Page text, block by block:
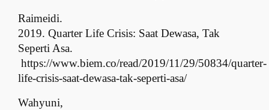
Raimeidi.
2019. Quarter Life Crisis: Saat Dewasa, Tak
Seperti Asa.
https://www.biem.co/read/2019/11/29/50834/quarter-
life-crisis-saat-dewasa-tak-seperti-asa/
Wahyuni,